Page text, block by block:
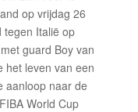
op vrijdag 26
tegen Italië op
guard Boy van
het leven van een
aanloop naar de
World Cup